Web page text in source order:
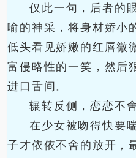
仅此一句，后者的
喻的神采，将身材娇小
低头看见娇嫩的红唇微
富侵略性的一笑，然后
进口舌间。
辗转反侧，恋恋不
在少女被吻得快要
子才依依不舍的放开，